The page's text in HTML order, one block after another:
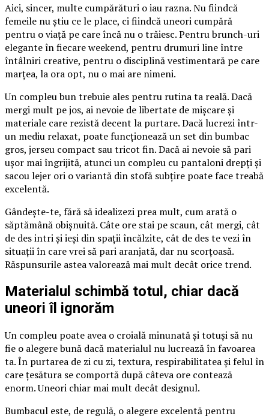
Aici, sincer, multe cumpărături o iau razna. Nu fiindcă
femeile nu știu ce le place, ci fiindcă uneori cumpără
pentru o viață pe care încă nu o trăiesc. Pentru brunch-uri
elegante în fiecare weekend, pentru drumuri line între
întâlniri creative, pentru o disciplină vestimentară pe care
marțea, la ora opt, nu o mai are nimeni.
Un compleu bun trebuie ales pentru rutina ta reală. Dacă
mergi mult pe jos, ai nevoie de libertate de mișcare și
materiale care rezistă decent la purtare. Dacă lucrezi într-
un mediu relaxat, poate funcționează un set din bumbac
gros, jerseu compact sau tricot fin. Dacă ai nevoie să pari
ușor mai îngrijită, atunci un compleu cu pantaloni drepți și
sacou lejer ori o variantă din stofă subțire poate face treabă
excelentă.
Gândește-te, fără să idealizezi prea mult, cum arată o
săptămână obișnuită. Câte ore stai pe scaun, cât mergi, cât
de des intri și ieși din spații încălzite, cât de des te vezi în
situații în care vrei să pari aranjată, dar nu scorțoasă.
Răspunsurile astea valorează mai mult decât orice trend.
Materialul schimbă totul, chiar dacă
uneori îl ignorăm
Un compleu poate avea o croială minunată și totuși să nu
fie o alegere bună dacă materialul nu lucrează în favoarea
ta. În purtarea de zi cu zi, textura, respirabilitatea și felul în
care țesătura se comportă după câteva ore contează
enorm. Uneori chiar mai mult decât designul.
Bumbacul este, de regulă, o alegere excelentă pentru